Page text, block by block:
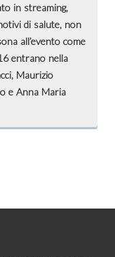
in streaming,
di salute, non
all’evento come
entrano nella
Maurizio
e Anna Maria